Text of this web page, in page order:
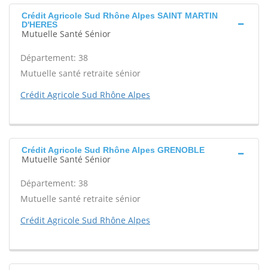
Crédit Agricole Sud Rhône Alpes SAINT MARTIN
D'HERES
Mutuelle Santé Sénior
Département: 38
Mutuelle santé retraite sénior
Crédit Agricole Sud Rhône Alpes
Crédit Agricole Sud Rhône Alpes GRENOBLE
Mutuelle Santé Sénior
Département: 38
Mutuelle santé retraite sénior
Crédit Agricole Sud Rhône Alpes